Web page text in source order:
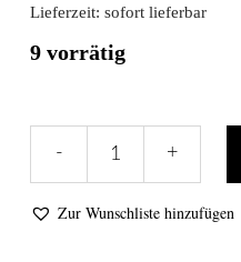
Lieferzeit: sofort lieferbar
9 vorrätig
Pflege
Creme
- +
Zur Wunschliste hinzufügen